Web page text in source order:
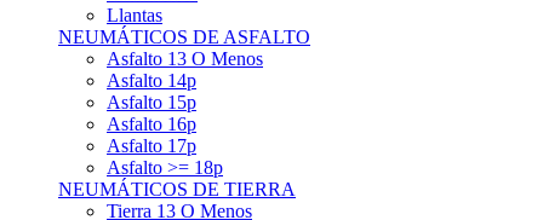
Llantas
NEUMÁTICOS DE ASFALTO
Asfalto 13 O Menos
Asfalto 14p
Asfalto 15p
Asfalto 16p
Asfalto 17p
Asfalto >= 18p
NEUMÁTICOS DE TIERRA
Tierra 13 O Menos